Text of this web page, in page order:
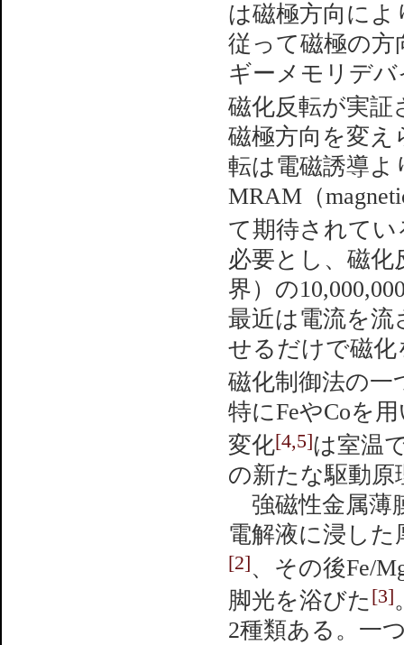
は磁極方向によ
従って磁極の方
ギーメモリデ
磁化反転が実証
磁極方向を変
転は電磁誘導
MRAM（
て期待されてい
必要とし、磁化
界）の
最近は電流を流
せるだけで磁
磁化制御法の一
特にFeやCoを
変化[4,5]は室温
の新たな駆動
強磁性金属薄
電解液に浸した
[2] 、その後Fe/
脚光を浴びた [3]
2種類ある。一